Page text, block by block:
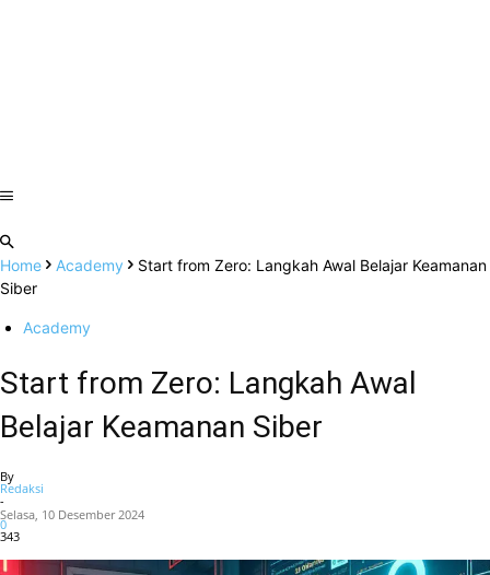
Home Academy
Start from Zero: Langkah Awal Belajar Keamanan
Siber
Academy
Start from Zero: Langkah Awal
Belajar Keamanan Siber
By
Redaksi
-
Selasa, 10 Desember 2024
0
343